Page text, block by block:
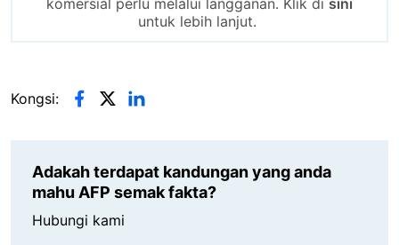
untuk lebih lanjut.
Kongsi:
Adakah terdapat kandungan yang anda
mahu AFP semak fakta?
Hubungi kami